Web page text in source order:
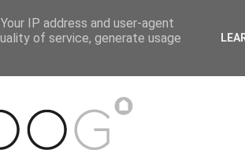
PUBLIKACJE ISSUU
IP address and user-agent
of service, generate usage